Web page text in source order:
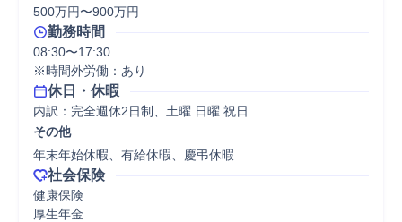
500万円〜900万円
勤務時間
08:30〜17:30
※時間外労働：あり
休日・休暇
内訳：完全週休2日制、土曜 日曜 祝日
その他
年末年始休暇、有給休暇、慶弔休暇
社会保険
健康保険
厚生年金